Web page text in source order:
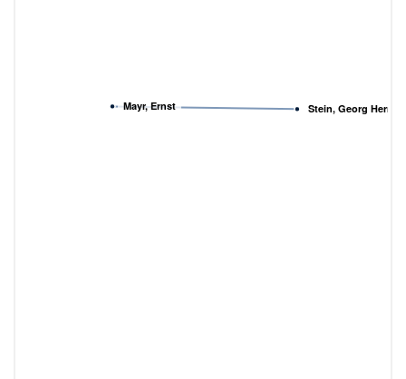
Stein, Georg
Mayr, Ernst